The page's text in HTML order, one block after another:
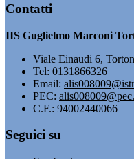
Contatti
IIS Guglielmo Marconi
Viale Einaudi 6,
Tel: 0131866326
Email:
PEC:
C.F.: 94002440066
Seguici su